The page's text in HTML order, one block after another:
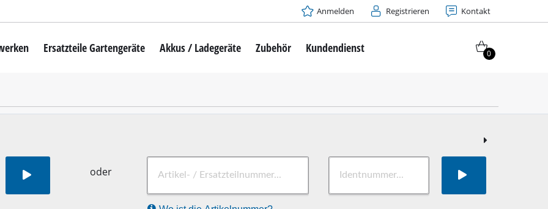
Anmelden Registrieren Kontakt
Ersatzteile Gartengeräte
Akku-Rasenmäher
Elektro-Rasenmäher
Akku-Rasentrimmer
Akkus / Ladegeräte Zubehör Kundendienst 0
oder